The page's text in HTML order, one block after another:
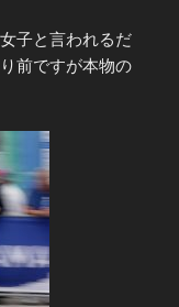
子と言われるだ
前ですが本物の